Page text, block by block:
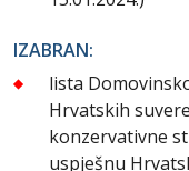
IZABRAN:
lista
Hrvatskih
konzervativne
uspješnu